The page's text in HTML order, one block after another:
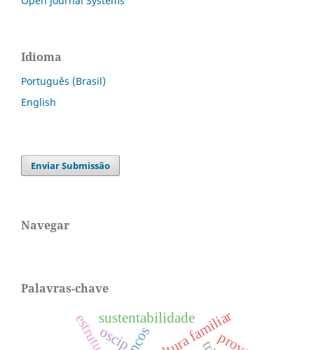
Idioma
Português (Brasil)
English
Enviar Submissão
Navegar
Palavras-chave
oscip
sustentabilidade